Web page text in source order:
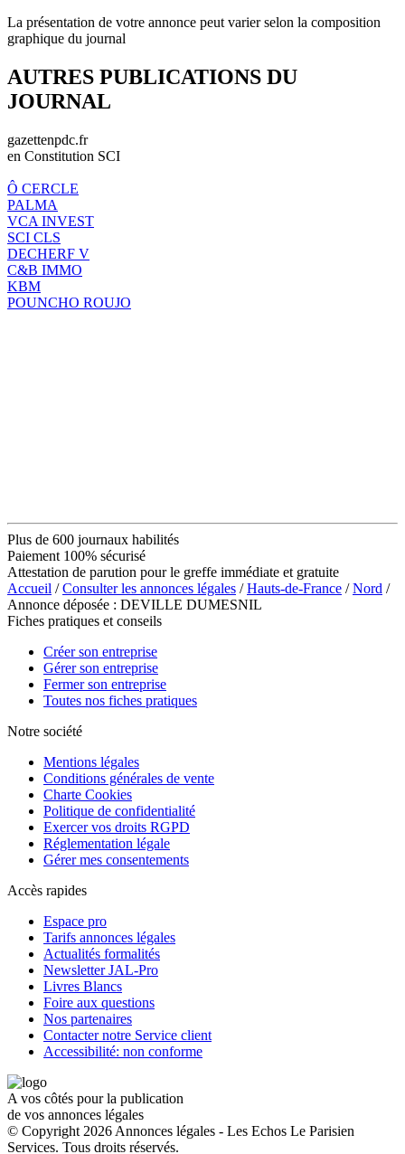
La présentation de votre annonce peut varier selon la composition
graphique du journal
AUTRES PUBLICATIONS DU
JOURNAL
gazettenpdc.fr
en Constitution SCI
Ô CERCLE
PALMA
VCA INVEST
SCI CLS
DECHERF V
C&B IMMO
KBM
POUNCHO ROUJO
Plus de 600 journaux habilités
Paiement 100% sécurisé
Attestation de parution pour le greffe immédiate et gratuite
Accueil /Consulter les annonces légales /Hauts-de-France /Nord /
Annonce déposée : DEVILLE DUMESNIL
Fiches pratiques et conseils
Créer son entreprise
Gérer son entreprise
Fermer son entreprise
Toutes nos fiches pratiques
Notre société
Mentions légales
Conditions générales de vente
Charte Cookies
Politique de confidentialité
Exercer vos droits RGPD
Réglementation légale
Gérer mes consentements
Accès rapides
Espace pro
Tarifs annonces légales
Actualités formalités
Newsletter JAL-Pro
Livres Blancs
Foire aux questions
Nos partenaires
Contacter notre Service client
Accessibilité: non conforme
A vos côtés pour la publication
de vos annonces légales
© Copyright 2026 Annonces légales - Les Echos Le Parisien
Services. Tous droits réservés.